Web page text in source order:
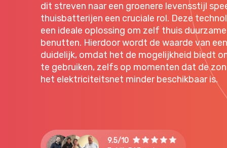
dit streven naar een groenere levensstijl
thuisbatterijen een cruciale rol. Deze
een ideale oplossing om zelf thuis
benutten. Hierdoor wordt de waarde van
duidelijk, omdat het de mogelijkheid biedt
te gebruiken, zelfs op momenten dat de
het elektriciteitsnet minder beschikbaar is.
9.5/10